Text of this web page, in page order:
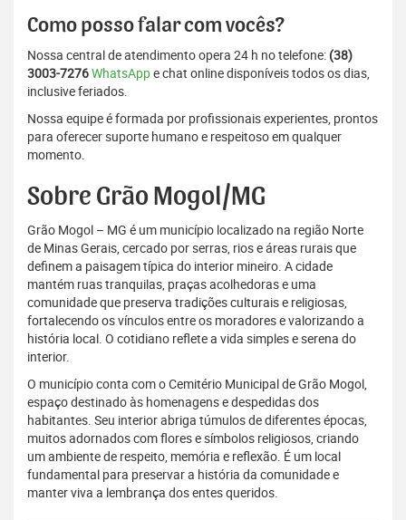
Como posso falar com vocês?
Nossa central de atendimento opera 24 h no telefone: (38)
3003-7276WhatsAppe chat online disponíveis todos os dias,
inclusive feriados.
Nossa equipe é formada por profissionais experientes, prontos
para oferecer suporte humano e respeitoso em qualquer
momento.
Sobre Grão Mogol/MG
Grão Mogol – MG é um município localizado na região Norte
de Minas Gerais, cercado por serras, rios e áreas rurais que
definem a paisagem típica do interior mineiro. A cidade
mantém ruas tranquilas, praças acolhedoras e uma
comunidade que preserva tradições culturais e religiosas,
fortalecendo os vínculos entre os moradores e valorizando a
história local. O cotidiano reflete a vida simples e serena do
interior.
O município conta com o Cemitério Municipal de Grão Mogol,
espaço destinado às homenagens e despedidas dos
habitantes. Seu interior abriga túmulos de diferentes épocas,
muitos adornados com flores e símbolos religiosos, criando
um ambiente de respeito, memória e reflexão. É um local
fundamental para preservar a história da comunidade e
manter viva a lembrança dos entes queridos.